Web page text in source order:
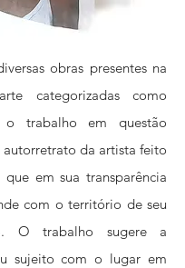
obras presentes na
categorizadas como
o trabalho em questão
da artista feito
em sua transparência
com o território de seu
O trabalho sugere a
sujeito com o lugar em